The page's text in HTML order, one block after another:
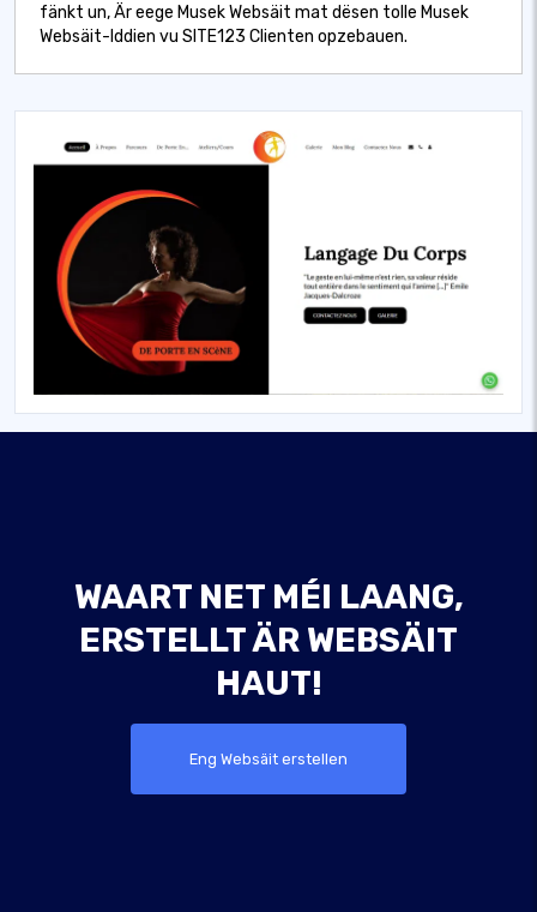
fänkt un, Är eege Musek Websäit mat dësen tolle Musek
Websäit-Iddien vu SITE123 Clienten opzebauen.
WAART NET MÉI LAANG,
ERSTELLT ÄR WEBSÄIT
HAUT!
Eng Websäit erstellen